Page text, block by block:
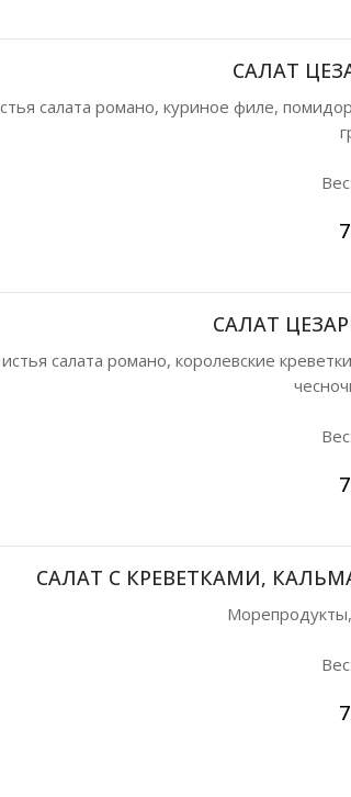
САЛАТ
салата романо, куриное филе,
САЛАТ
салата романо, королевские
САЛАТ С КРЕВЕТКАМИ,